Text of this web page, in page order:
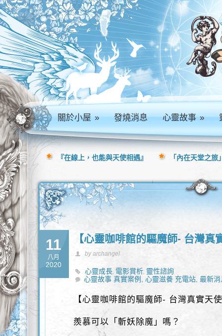
關於小屋» 發燒消息 心靈故事»
11
八月
2020
【心靈咖啡館的驅魔師- 台灣真
by archangel
心靈成長, 電影賞析, 靈性諮詢
心靈故事 真實案例,心靈滋養 充電站,最新
【心靈咖啡館的驅魔師- 台灣真實天
羨慕可以「斬妖除魔」嗎？
『在線上，也能與天使相遇』 「內在天堂之